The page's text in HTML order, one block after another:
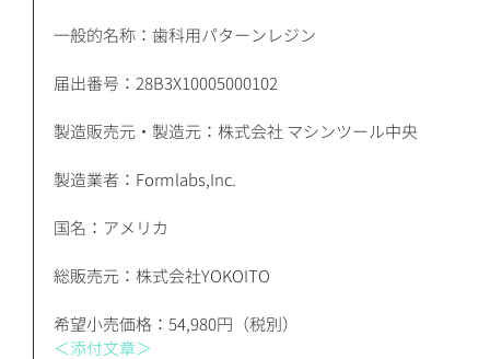
一般的名称：歯科用パターンレジン
届出番号：28B3X10005000102
製造販売元・製造元：株式会社 マシンツール中央
製造業者：Formlabs,Inc.
国名：アメリカ
総販売元：株式会社YOKOITO
希望小売価格：54,980円（税別）
＜添付文章＞